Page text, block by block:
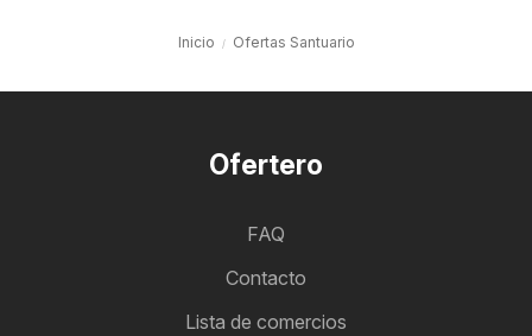
Inicio Ofertas Santuario
Ofertero
FAQ
Contacto
Lista de comercios